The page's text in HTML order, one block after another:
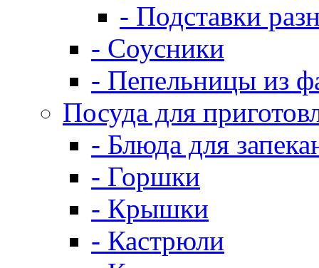
- Подставки
- Соусники
- Пепельницы из
Посуда для
- Блюда для
- Горшки
- Крышки
- Кастрюли